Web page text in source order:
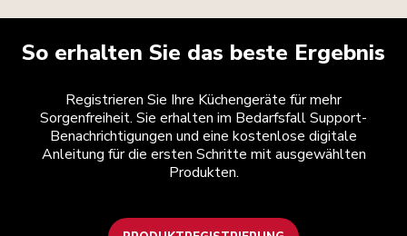
So erhalten Sie das beste Ergebnis
Registrieren Sie Ihre Küchengeräte für mehr
Sorgenfreiheit. Sie erhalten im Bedarfsfall Support-
Benachrichtigungen und eine kostenlose digitale
Anleitung für die ersten Schritte mit ausgewählten
Produkten.